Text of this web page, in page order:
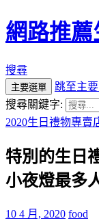
網路推
搜尋
主要選單
跳至主
搜尋關鍵字:
2020生日禮物專賣
特別的生日
小夜燈最多
10 4 月, 2020 food